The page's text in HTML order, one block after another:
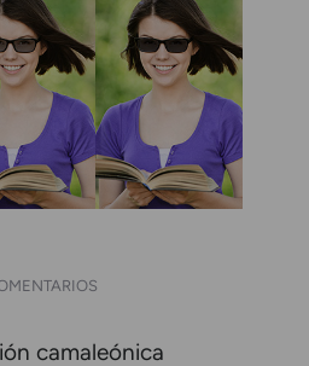
camaleónica